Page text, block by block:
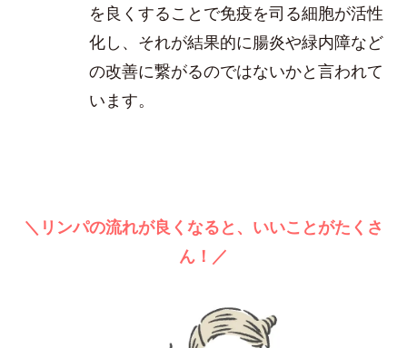
を良くすることで免疫を司る細胞が活性
化し、それが結果的に腸炎や緑内障など
の改善に繋がるのではないかと言われて
います。
＼リンパの流れが良くなると、いいことがたくさ
ん！／